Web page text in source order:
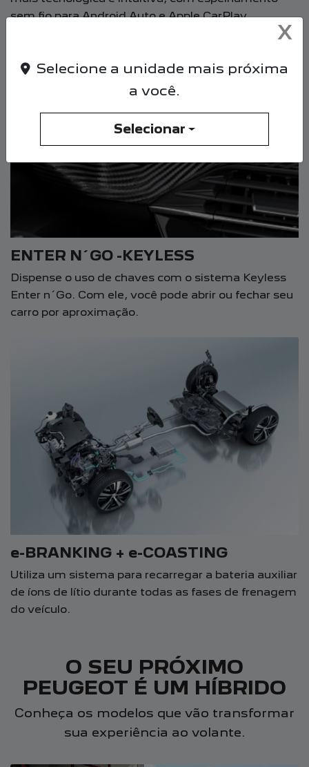
sem fio para Android Auto e Apple CarPlay.
ENTER N´GO -KEYLESS
Dispense o uso de chaves com o sistema Keyless
Enter n´Go. Com ele, você pode abrir ou fechar seu
carro por aproximação.
e-BRANKING + e-COASTING
Utiliza um sistema para recarregar a bateria auxiliar
de íons de lítio durante todas as fases de frenagem
do veículo.
O SEU PRÓXIMO
PEUGEOT É UM HÍBRIDO
Conheça os modelos que vão transformar
sua experiência ao volante.
X
Selecione a unidade mais próxima
a você.
Selecionar